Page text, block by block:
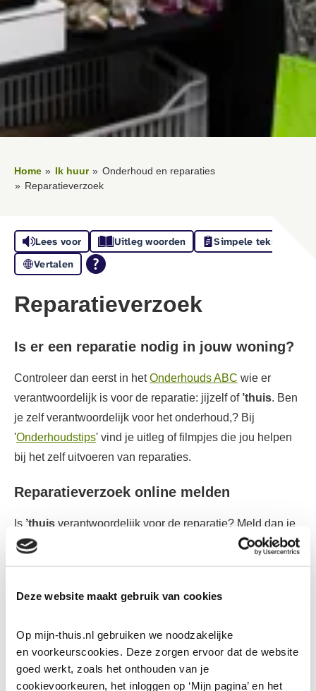
Deze website maakt gebruik van cookies
Op mijn-thuis.nl gebruiken we noodzakelijke
en voorkeurscookies. Deze zorgen ervoor dat de website
goed werkt, zoals het onthouden van je
cookievoorkeuren, het inloggen op ‘Mijn pagina’ en het
Home Ik huur
Onderhoud en reparaties
Reparatieverzoek
Lees voor Uitleg woorden
Simpele tekst
Vertalen
Reparatieverzoek
Is er een reparatie nodig in jouw woning?
Controleer dan eerst in hetOnderhouds ABC wie er
verantwoordelijk is voor de reparatie: jijzelf of ’thuis. Ben
je zelf verantwoordelijk voor het onderhoud,? Bij
'Onderhoudstips' vind je uitleg of filmpjes die jou helpen
bij het zelf uitvoeren van reparaties.
Reparatieverzoek online melden
Is ’thuis verantwoordelijk voor de reparatie? Meld dan je
reparatieverzoek heel gemakkelijk via de groene knop
Je kunt ook bellen om een reparatieverzoek te melden.
Bel ons, ook bij spoed buiten kantooruren, op het
algemene telefoonnummer van ’thuis: (040) 24 99 999.